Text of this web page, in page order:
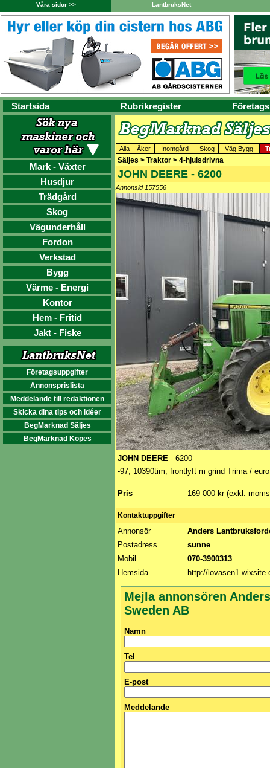
Våra sidor >> LantbruksNet
Startsida Rubrikregister
Mark - Växter
Husdjur
Trädgård
Skog
Vägunderhåll
Fordon
Verkstad
Bygg
Värme - Energi
Kontor
Hem - Fritid
Jakt - Fiske
Företagsuppgifter
Annonsprislista
Meddelande till redaktionen
Skicka dina tips och idéer
BegMarknad Säljes
BegMarknad Köpes
Alla Åker Inomgård Skog Väg Bygg
Säljes > Traktor > 4-hjulsdrivna
JOHN DEERE - 6200
Annonsid 157556
JOHN DEERE - 6200
-97, 10390tim, frontlyft m grind Trima /
Pris 169 000 kr (exkl.
Kontaktuppgifter
Annonsör
Anders
Postadress
sunne
Mobil
070-3900313
Hemsida
http://
Mejla annonsören
Sweden AB
Namn
Tel
E-post
Meddelande